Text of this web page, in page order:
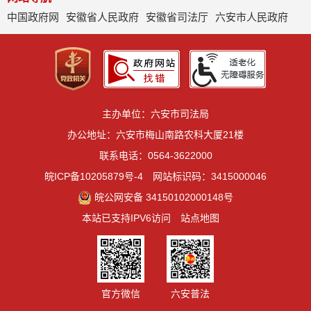
中国政府网
安徽省人民政府 安徽省司法厅 六安市人民政府
主办单位：六安市司法局
办公地址：六安市梅山南路农科大厦21楼
联系电话：0564-3622000
皖ICP备10205879号-4
网站标识码：3415000046
皖公网安备 34150102000148号
本站已支持IPV6访问
站点地图
官方微信 六安普法